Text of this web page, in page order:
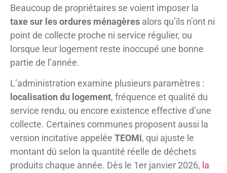
Beaucoup de propriétaires se voient imposer la
taxe sur les ordures ménagères alors qu’ils n’ont ni
point de collecte proche ni service régulier, ou
lorsque leur logement reste inoccupé une bonne
partie de l’année.
L’administration examine plusieurs paramètres :
localisation du logement, fréquence et qualité du
service rendu, ou encore existence effective d’une
collecte. Certaines communes proposent aussi la
version incitative appelée TEOMi, qui ajuste le
montant dû selon la quantité réelle de déchets
produits chaque année. Dès le 1er janvier 2026, la